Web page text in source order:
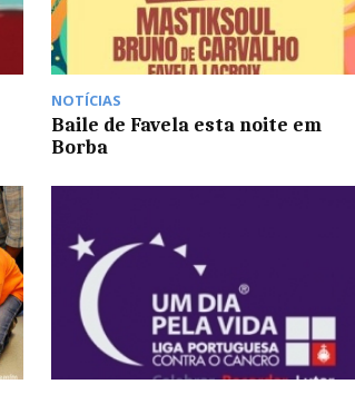
NOTÍCIAS
Baile de Favela esta noite em
Borba